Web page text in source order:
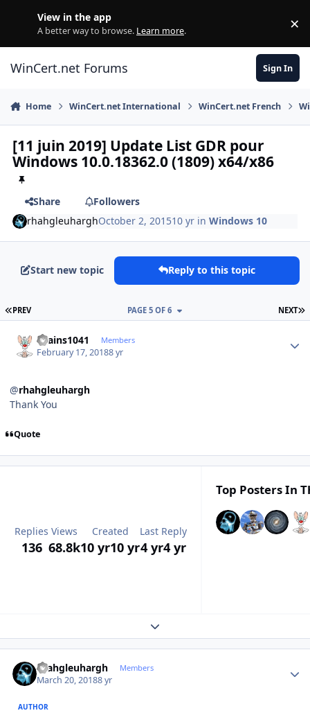
View in the app
A better way to browse. Learn more. ×
WinCert.net Forums Sign In
Home WinCert.net International WinCert.net French
[11 juin 2019] Update List GDR pour
Windows 10.0.18362.0 (1809) x64/x86
Share
Followers
rhahgleuharghOctober 2, 201510 yr inWindows 10
Start new topic Reply to this topic
FIRST PAGE
PREV NEXT
PAGE 5 OF 6
chains1041 Members
February 17, 20188 yr
@rhahgleuhargh
Thank You
Quote
Replies
136
Views
68.8k
Created
10 yr10 yr
Last Reply
4 yr4 yr
Top Posters In
Expand topic overview
rhahgleuhargh Members
March 20, 20188 yr
AUTHOR